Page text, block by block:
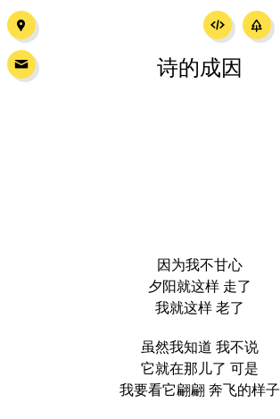
诗的成因
因为我不甘心
夕阳就这样 走了
我就这样 老了
虽然我知道 我不说
它就在那儿了 可是
我要看它翩翩 奔飞的样子